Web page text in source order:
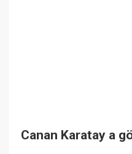
Canan Karatay a